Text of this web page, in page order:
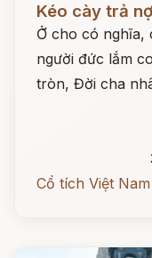
Kéo cày trả nợ
Ở cho có nghĩa,
người đức lắm
tròn, Đời cha
Cổ tích Việt Nam